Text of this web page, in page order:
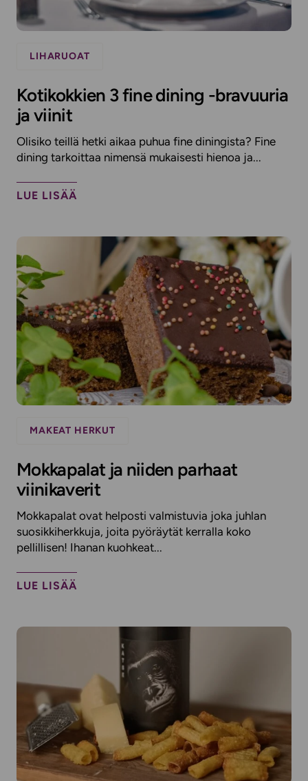
LIHARUOAT
Kotikokkien 3 fine dining -bravuuria
ja viinit
Olisiko teillä hetki aikaa puhua fine diningista? Fine
dining tarkoittaa nimensä mukaisesti hienoa ja...
LUE LISÄÄ
MAKEAT HERKUT
Mokkapalat ja niiden parhaat
viinikaverit
Mokkapalat ovat helposti valmistuvia joka juhlan
suosikkiherkkuja, joita pyöräytät kerralla koko
pellillisen! Ihanan kuohkeat...
LUE LISÄÄ